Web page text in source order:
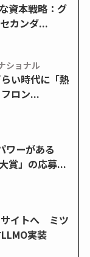
資本戦略：グ
カンダ...
ショナル
い時代に「熱
ロン...
ワーがある
賞」の応募...
サイトへ ミツ
実装